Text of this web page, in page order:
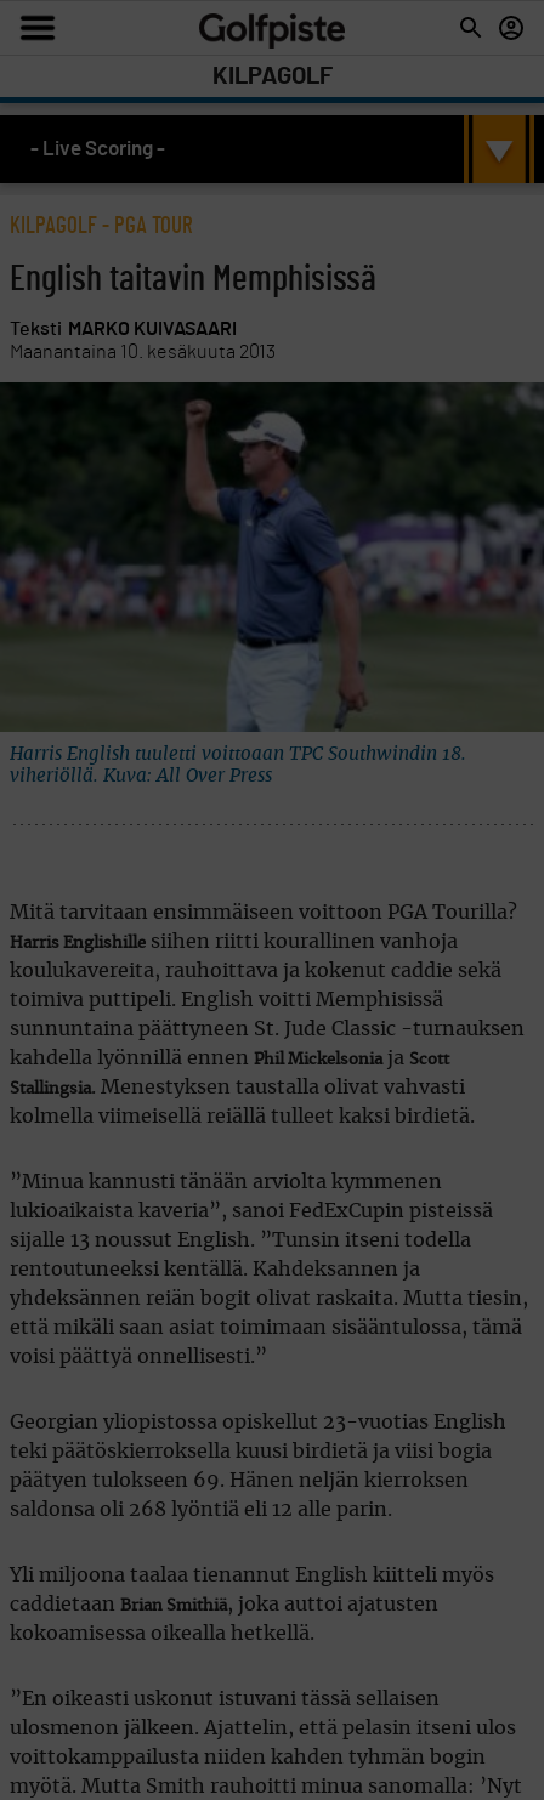
KILPAGOLF
- Live Scoring -
KILPAGOLF - PGA TOUR
English taitavin Memphisissä
Teksti MARKO KUIVASAARI
Maanantaina 10. kesäkuuta 2013
Harris English tuuletti voittoaan TPC Southwindin 18.
viheriöllä. Kuva: All Over Press
Mitä tarvitaan ensimmäiseen voittoon PGA Tourilla?
Harris Englishille siihen riitti kourallinen vanhoja
koulukavereita, rauhoittava ja kokenut caddie sekä
toimiva puttipeli. English voitti Memphisissä
sunnuntaina päättyneen St. Jude Classic -turnauksen
kahdella lyönnillä ennen Phil Mickelsonia ja Scott
Stallingsia. Menestyksen taustalla olivat vahvasti
kolmella viimeisellä reiällä tulleet kaksi birdietä.
”Minua kannusti tänään arviolta kymmenen
lukioaikaista kaveria”, sanoi FedExCupin pisteissä
sijalle 13 noussut English. ”Tunsin itseni todella
rentoutuneeksi kentällä. Kahdeksannen ja
yhdeksännen reiän bogit olivat raskaita. Mutta tiesin,
että mikäli saan asiat toimimaan sisääntulossa, tämä
voisi päättyä onnellisesti.”
Georgian yliopistossa opiskellut 23-vuotias English
teki päätöskierroksella kuusi birdietä ja viisi bogia
päätyen tulokseen 69. Hänen neljän kierroksen
saldonsa oli 268 lyöntiä eli 12 alle parin.
Yli miljoona taalaa tienannut English kiitteli myös
caddietaan Brian Smithiä, joka auttoi ajatusten
kokoamisessa oikealla hetkellä.
”En oikeasti uskonut istuvani tässä sellaisen
ulosmenon jälkeen. Ajattelin, että pelasin itseni ulos
voittokamppailusta niiden kahden tyhmän bogin
myötä. Mutta Smith rauhoitti minua sanomalla: ’Nyt